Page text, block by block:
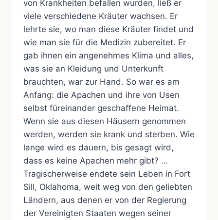
von Krankheiten befallen wurden, ließ er
viele verschiedene Kräuter wachsen. Er
lehrte sie, wo man diese Kräuter findet und
wie man sie für die Medizin zubereitet. Er
gab ihnen ein angenehmes Klima und alles,
was sie an Kleidung und Unterkunft
brauchten, war zur Hand. So war es am
Anfang: die Apachen und ihre von Usen
selbst füreinander geschaffene Heimat.
Wenn sie aus diesen Häusern genommen
werden, werden sie krank und sterben. Wie
lange wird es dauern, bis gesagt wird,
dass es keine Apachen mehr gibt? …
Tragischerweise endete sein Leben in Fort
Sill, Oklahoma, weit weg von den geliebten
Ländern, aus denen er von der Regierung
der Vereinigten Staaten wegen seiner